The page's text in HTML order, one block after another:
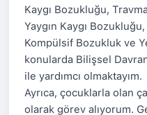
Kaygı Bozukluğu,
Yaygın Kaygı
Kompülsif Bozukluk ve
konularda Bilişsel
ile yardımcı olmaktayım.
Ayrıca, çocuklarla olan
olarak görev alıyorum.